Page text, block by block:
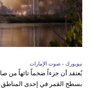
نيويورك - صوت الإمارات
بسطح القمر في إحدى المناطق